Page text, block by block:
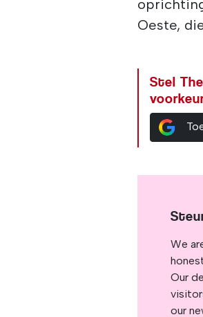
Oeste,
Stel
We
Our
our